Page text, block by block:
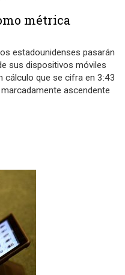
métrica
estadounidenses pasarán
sus dispositivos móviles
cálculo que se cifra en 3:43
ascendente